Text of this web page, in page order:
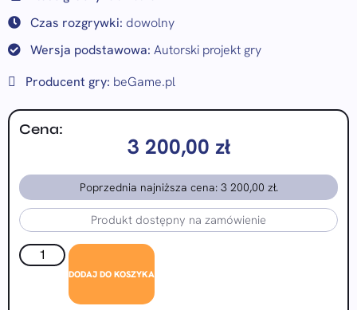
Czas rozgrywki: dowolny
Wersja podstawowa: Autorski projekt gry
Producent gry: beGame.pl
Cena:
3 200,00 zł
Poprzednia najniższa cena: 3 200,00 zł.
Produkt dostępny na zamówienie
DODAJ DO KOSZYKA